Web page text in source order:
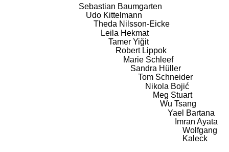
Sebastian Baumgarten
Udo Kittelmann
Theda Nilsson-Eicke
Leila Hekmat
Tamer Yiğit
Robert Lippok
Marie Schleef
Sandra Hüller
Tom Schneider
Nikola Bojić
Meg Stuart
Wu Tsang
Yael Bartana
Imran Ayata
Wolfgang
Kaleck